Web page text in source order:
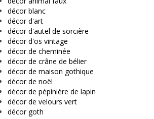
décor blanc
décor d'art
décor d'autel de sorcière
décor d'os vintage
décor de cheminée
décor de crâne de bélier
décor de maison gothique
décor de noël
décor de pépinière de lapin
décor de velours vert
décor goth